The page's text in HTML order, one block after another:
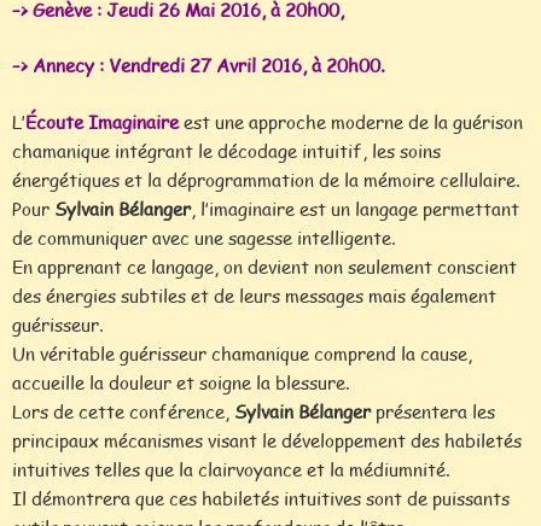
–> Genève : Jeudi 26 Mai 2016, à 20h00,
–> Annecy : Vendredi 27 Avril 2016, à 20h00.
L’Écoute Imaginaireest une approche moderne de la guérison
chamanique intégrant le décodage intuitif, les soins
énergétiques et la déprogrammation de la mémoire cellulaire.
Pour Sylvain Bélanger, l’imaginaire est un langage permettant
de communiquer avec une sagesse intelligente.
En apprenant ce langage, on devient non seulement conscient
des énergies subtiles et de leurs messages mais également
guérisseur.
Un véritable guérisseur chamanique comprend la cause,
accueille la douleur et soigne la blessure.
Lors de cette conférence, Sylvain Bélangerprésentera les
principaux mécanismes visant le développement des habiletés
intuitives telles que la clairvoyance et la médiumnité.
Il démontrera que ces habiletés intuitives sont de puissants